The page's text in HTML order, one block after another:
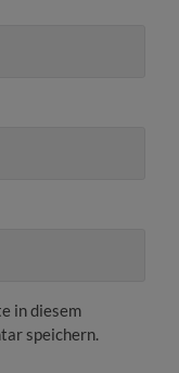
in diesem
speichern.